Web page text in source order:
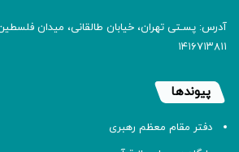
۱۴۱۶۷۱۳۸۱۱
پیوندها
دفتر مقام معظم رهبری